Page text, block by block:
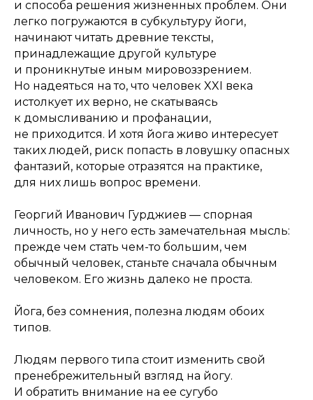
и способа решения жизненных проблем. Они
легко погружаются в субкультуру йоги,
начинают читать древние тексты,
принадлежащие другой культуре
и проникнутые иным мировоззрением.
Но надеяться на то, что человек XXI века
истолкует их верно, не скатываясь
к домысливанию и профанации,
не приходится. И хотя йога живо интересует
таких людей, риск попасть в ловушку опасных
фантазий, которые отразятся на практике,
для них лишь вопрос времени.
Георгий Иванович Гурджиев — спорная
личность, но у него есть замечательная мысль:
прежде чем стать чем-то большим, чем
обычный человек, станьте сначала обычным
человеком. Его жизнь далеко не проста.
Йога, без сомнения, полезна людям обоих
типов.
Людям первого типа стоит изменить свой
пренебрежительный взгляд на йогу.
И обратить внимание на ее сугубо